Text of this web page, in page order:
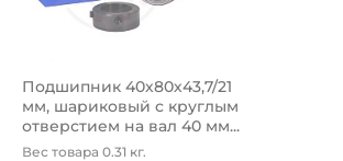
Подшипник 40х80х43,7/21
мм, шариковый с круглым
отверстием на вал 40 мм...
Вес товара 0.31 кг.